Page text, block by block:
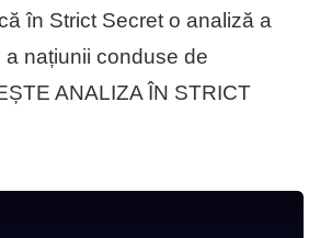
în Strict Secret o analiză a
a națiunii conduse de
ANALIZA ÎN STRICT